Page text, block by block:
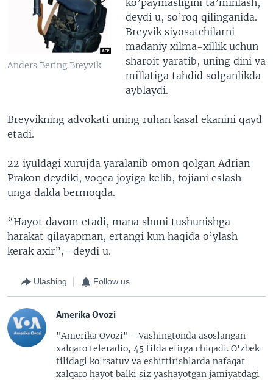
Anders Bering Breyvik
deydi u, so’roq qilinganida.
Breyvik siyosatchilarni
madaniy xilma-xillik uchun
sharoit yaratib, uning dini va
millatiga tahdid solganlikda
ayblaydi.
Breyvikning advokati uning ruhan kasal ekanini qayd
etadi.
22 iyuldagi xurujda yaralanib omon qolgan Adrian
Prakon deydiki, voqea joyiga kelib, fojiani eslash
unga dalda bermoqda.
“Hayot davom etadi, mana shuni tushunishga
harakat qilayapman, ertangi kun haqida o’ylash
kerak axir”,- deydi u.
Ulashing Follow us
Amerika Ovozi
"Amerika Ovozi" - Vashingtonda asoslangan
xalqaro teleradio, 45 tilda efirga chiqadi. O'zbek
tilidagi ko'rsatuv va eshittirishlarda nafaqat
xalqaro hayot balki siz yashayotgan jamiyatdagi